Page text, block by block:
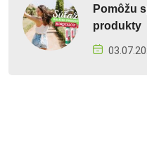
Pomôžu
produkty